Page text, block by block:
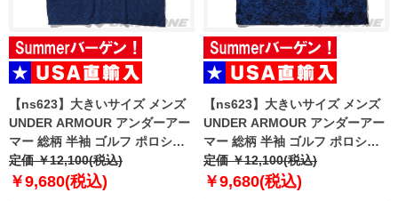
【ns623】大きいサイズ メンズ
UNDER ARMOUR アンダーアー
マー 総柄 半袖 ゴルフ ポロシャ
ツ USA直輸入 um0994-190
定価 ￥12,100(税込)
￥9,680(税込)
【ns623】大きいサイズ メンズ
UNDER ARMOUR アンダーアー
マー 総柄 半袖 ゴルフ ポロシャ
ツ USA直輸入 um0997-1139
定価 ￥12,100(税込)
￥9,680(税込)